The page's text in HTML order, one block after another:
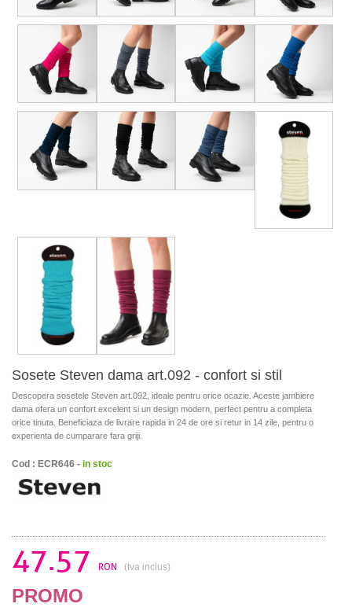
Sosete Steven dama art.092 - confort si stil
Descopera sosetele Steven art.092, ideale pentru orice ocazie. Aceste jambiere
dama ofera un confort excelent si un design modern, perfect pentru a completa
orice tinuta. Beneficiaza de livrare rapida in 24 de ore si retur in 14 zile, pentru o
experienta de cumparare fara griji.
Cod : ECR646 - in stoc
47.57 RON (tva inclus)
PROMO